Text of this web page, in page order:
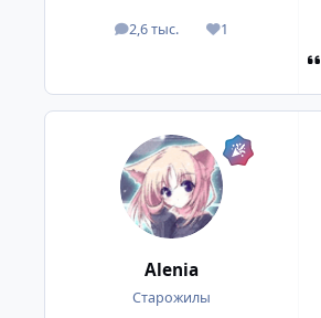
2,6 тыс.
посты 1
Репутация
Alenia
Старожилы